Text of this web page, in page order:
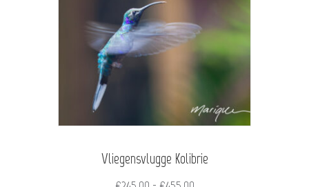
Vliegensvlugge Kolibrie